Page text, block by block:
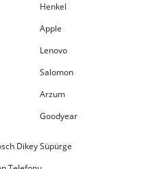
Henkel
Apple
Lenovo
Salomon
Arzum
Goodyear
Dikey Süpürge